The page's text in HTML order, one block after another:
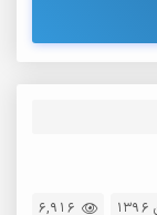
6,916